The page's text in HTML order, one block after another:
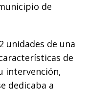
de
unidades de una
de
intervención,
dedicaba a